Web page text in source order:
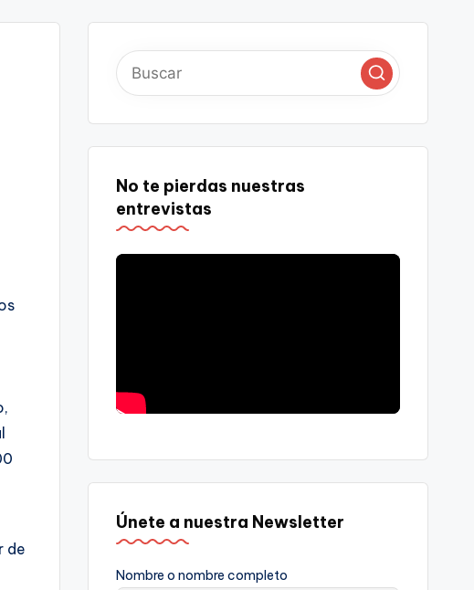
de
No te pierdas nuestras
entrevistas
Únete a nuestra Newsletter
Nombre o nombre completo